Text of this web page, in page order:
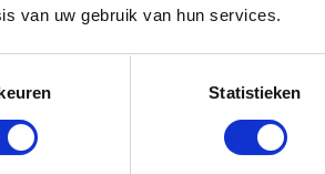
van uw gebruik van hun services.
Statistieken
THIRZA VLOG: HET IS